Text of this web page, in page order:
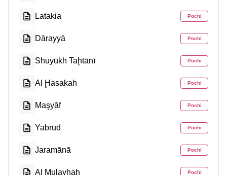
Latakia Pochi
Dārayyā Pochi
Shuyūkh Taḩtānī Pochi
Al Ḩasakah Pochi
Maşyāf Pochi
Yabrūd Pochi
Jaramānā Pochi
Al Mulayḩah Pochi